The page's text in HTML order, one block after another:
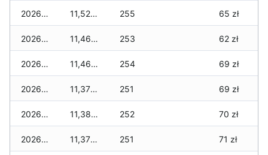
2026-01-09 11,520 zł 255 65 zł
2026-01-08 11,460 zł 253 62 zł
2026-01-07 11,460 zł 254 69 zł
2026-01-06 11,370 zł 251 69 zł
2026-01-05 11,380 zł 252 70 zł
2026-01-04 11,370 zł 251 71 zł